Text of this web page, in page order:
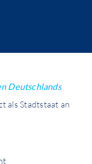
Deutschlands
als Stadtstaat an